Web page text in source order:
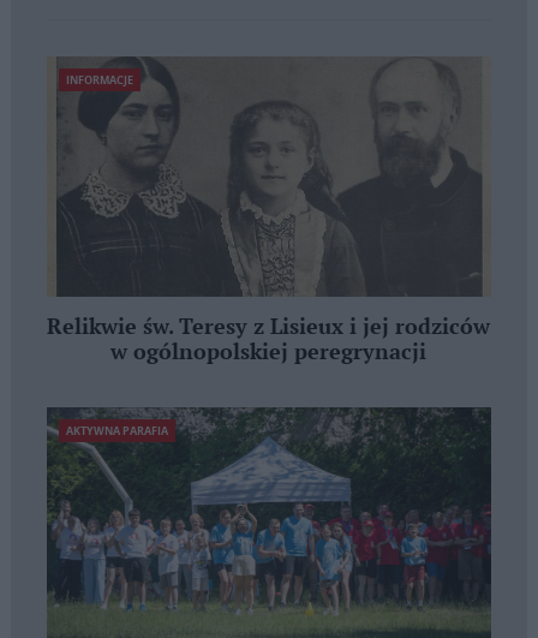
INFORMACJE
Relikwie św. Teresy z Lisieux i jej rodziców
w ogólnopolskiej peregrynacji
AKTYWNA PARAFIA